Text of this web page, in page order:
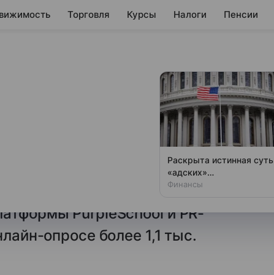
Торговля Курсы Налоги Пенсии
ИТ-специалистов опасаются
в активном поиске
PurpleSchool и PR-
опросе более 1,1 тыс.
Раскрыта истинная суть
«адских»
антироссийских санкций
Финансы